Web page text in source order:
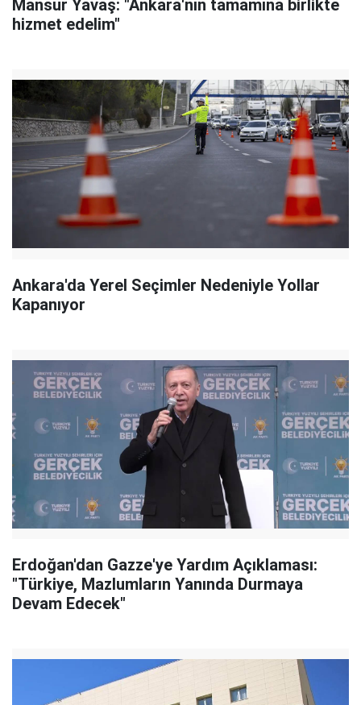
Mansur Yavaş: "Ankara'nın tamamına birlikte
hizmet edelim"
Ankara'da Yerel Seçimler Nedeniyle Yollar
Kapanıyor
Erdoğan'dan Gazze'ye Yardım Açıklaması:
"Türkiye, Mazlumların Yanında Durmaya
Devam Edecek"